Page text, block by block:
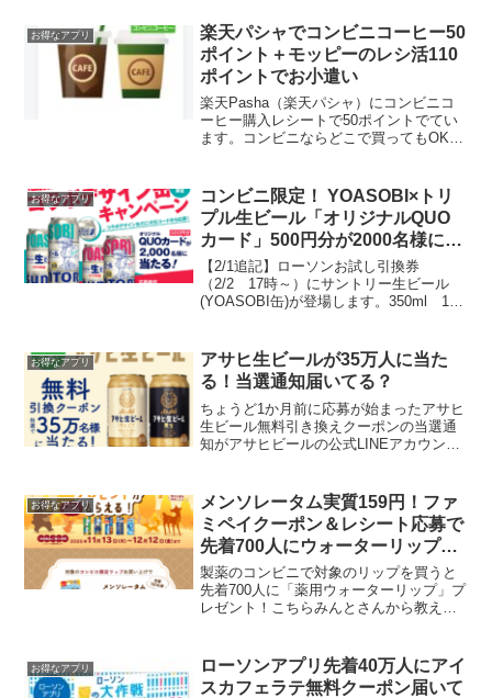
『COIN+』残高として還元します。新規
さんは紹介キャン...
お得なアプリ
楽天パシャでコンビニコーヒー50
ポイント＋モッピーのレシ活110
ポイントでお小遣い
楽天Pasha（楽天パシャ）にコンビニコ
ーヒー購入レシートで50ポイントでてい
ます。コンビニならどこで買ってもOK。
でも110ポイント還元。まだ枠あります。
あら黒字にな...
お得なアプリ
コンビニ限定！ YOASOBI×トリ
プル生ビール「オリジナルQUO
カード」500円分が2000名様に当
たる！ローソンお試し引換券にあ
り
【2/1追記】ローソンお試し引換券
（2/2 17時～）にサントリー生ビール
(YOASOBI缶)が登場します。350ml 100
す♪追記おわりコンビニ限定 YO...
お得なアプリ
アサヒ生ビールが35万人に当た
る！当選通知届いてる？
ちょうど1か月前に応募が始まったアサヒ
生ビール無料引き換えクーポンの当選通
知がアサヒビールの公式LINEアカウント
量当選ですが。アサヒとは相性が悪い(´；
ω；`)ｳｩ...
お得なアプリ
メンソレータム実質159円！ファ
ミペイクーポン＆レシート応募で
先着700人にウォーターリップ1
個もらえる★
製薬のコンビニで対象のリップを買うと
先着700人に「薬用ウォーターリップ」プ
レゼント！こちらみんとさんから教えて
先着で1個もらえます。対象商品はこちら
▼・メンソレータム...
お得なアプリ
ローソンアプリ先着40万人にアイ
スカフェラテ無料クーポン届いて